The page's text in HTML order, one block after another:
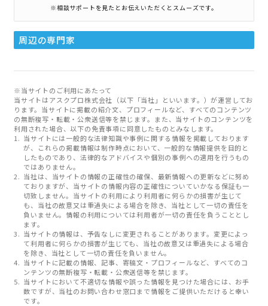
※相談サポートを見たとお伝えいただくとスムーズです。
周辺の専門家
※当サイトのご利用にあたって
当サイトはアスクプロ株式会社（以下「当社」といいます。）が運営してお
ります。当サイトに掲載の紹介文、プロフィールなど、すべてのコンテンツ
の無断複写・転載・公衆送信等を禁じます。また、当サイトのコンテンツを
利用された場合、以下の免責事項に同意したものとみなします。
当サイトには一般的な法律知識や事例に関する情報を掲載しております
が、これらの掲載情報は制作時点において、一般的な情報提供を目的と
したものであり、法律的なアドバイスや個別の事例への適用を行うもの
ではありません。
当社は、当サイトの情報の正確性の確保、最新情報への更新などに努め
ておりますが、当サイトの情報内容の正確性についていかなる保証も一
切致しません。当サイトの利用により利用者に何らかの損害が生じて
も、当社の故意又は重過失による場合を除き、当社として一切の責任を
負いません。情報の利用については利用者が一切の責任を負うこととし
ます。
当サイトの情報は、予告なしに変更されることがあります。変更によっ
て利用者に何らかの損害が生じても、当社の故意又は重過失による場合
を除き、当社として一切の責任を負いません。
当サイトに記載の情報、記事、寄稿文・プロフィールなど、すべてのコ
ンテンツの無断複写・転載・公衆送信等を禁じます。
当サイトにおいて不適切な情報や誤った情報を見つけた場合には、お手
数ですが、当社のお問い合わせ窓口まで情報をご提供いただけると幸い
です。